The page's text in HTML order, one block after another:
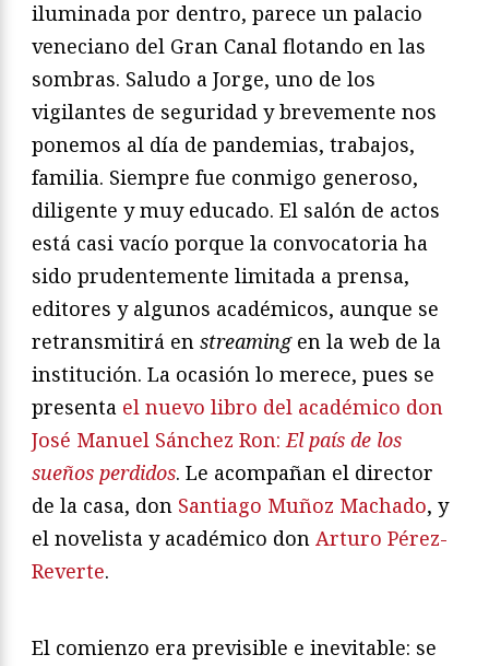
iluminada por dentro, parece un palacio
veneciano del Gran Canal flotando en las
sombras. Saludo a Jorge, uno de los
vigilantes de seguridad y brevemente nos
ponemos al día de pandemias, trabajos,
familia. Siempre fue conmigo generoso,
diligente y muy educado. El salón de actos
está casi vacío porque la convocatoria ha
sido prudentemente limitada a prensa,
editores y algunos académicos, aunque se
retransmitirá en streamingen la web de la
institución. La ocasión lo merece, pues se
presenta el nuevo libro del académico don
José Manuel Sánchez Ron:El país de los
sueños perdidos. Le acompañan el director
de la casa, don Santiago Muñoz Machado, y
el novelista y académico don Arturo Pérez-
Reverte.
El comienzo era previsible e inevitable: se